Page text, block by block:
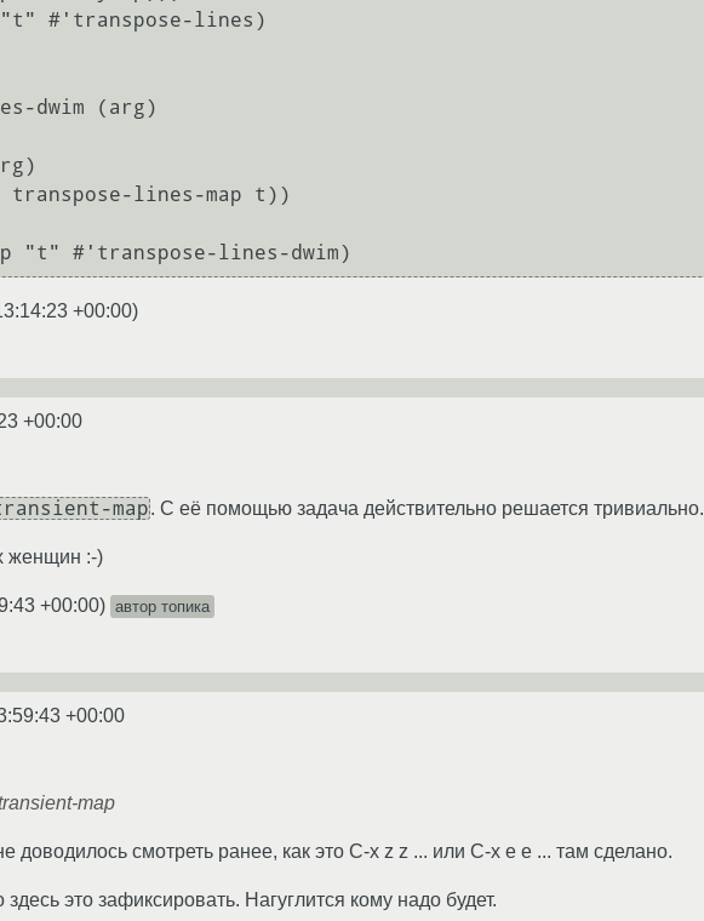
dwim (arg)
+00:00)
+00:00
map. С её помощью задача действительно решается тривиально.
женщин :-)
+00:00) автор топика
+00:00
map
доводилось смотреть ранее, как это С-x z z ... или C-x e e ... там сделано.
это зафиксировать. Нагуглится кому надо будет.